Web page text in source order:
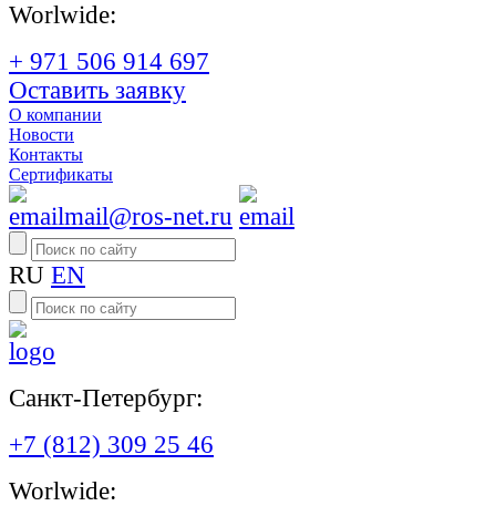
Worlwide:
+ 971 506 914 697
Оставить заявку
О компании
Новости
Контакты
Сертификаты
mail@ros-net.ru
RU EN
Санкт-Петербург:
+7 (812) 309 25 46
Worlwide: